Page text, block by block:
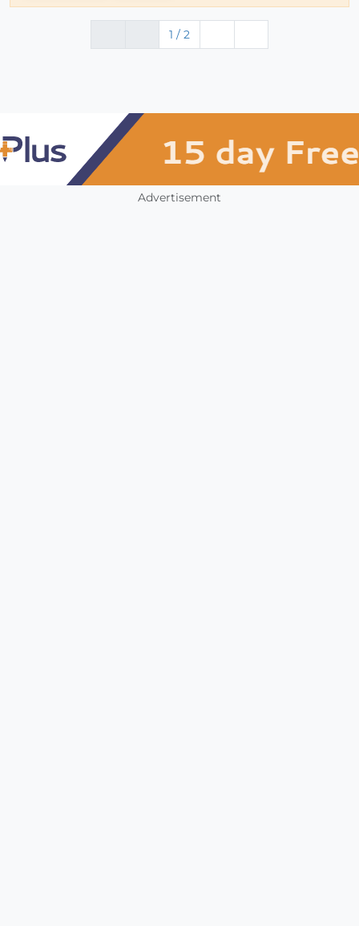
1 / 2
Advertisement